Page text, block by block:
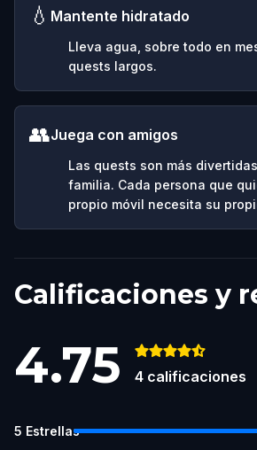
💧 Mantente hidratado
Lleva agua, sobre todo en
quests largos.
👥Juega con amigos
Las quests son más
familia. Cada persona que
propio móvil necesita su
Calificaciones y
4.75 4 calificaciones
5 Estrellas